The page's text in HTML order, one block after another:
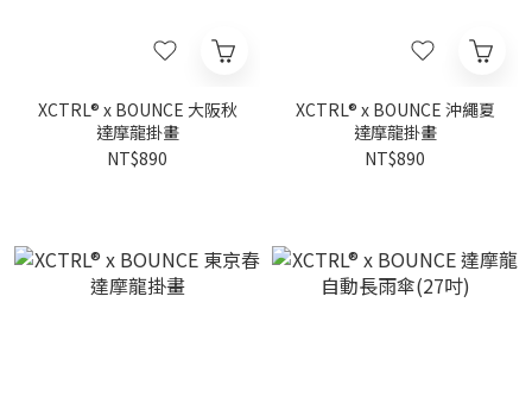
XCTRL® x BOUNCE 大阪秋
達摩龍掛畫
NT$890
XCTRL® x BOUNCE 沖繩夏
達摩龍掛畫
NT$890